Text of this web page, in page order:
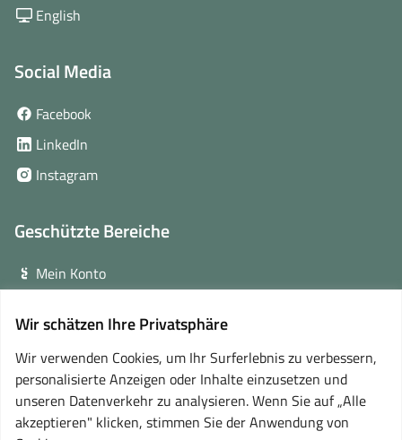
Wir schätzen Ihre Privatsphäre
Wir verwenden Cookies, um Ihr Surferlebnis zu verbessern,
personalisierte Anzeigen oder Inhalte einzusetzen und
unseren Datenverkehr zu analysieren. Wenn Sie auf „Alle
akzeptieren" klicken, stimmen Sie der Anwendung von
English
Social Media
Facebook
Fenster)
LinkedIn
neuem
Instagram(öffnet
Fenster)
Geschützte Bereiche
Mein Konto
Online-Lernplattform(öffnet
in
neuem
Fenster)
Partner